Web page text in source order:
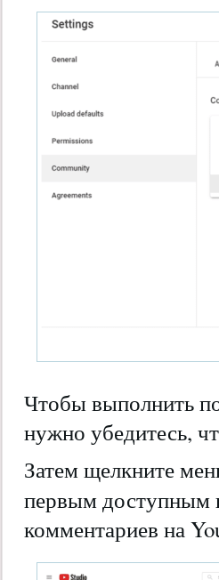
Чтобы выполнить
нужно убедитесь,
Затем щелкните
первым доступным
комментариев на